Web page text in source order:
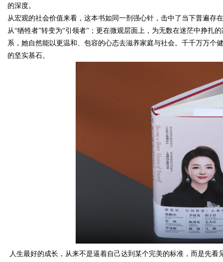
的深度。
从宏观的社会价值来看，这本书如同一剂强心针，击中了当下普遍存
从“牺牲者”转变为“引领者”；更在微观层面上，为无数在迷茫中挣扎
系，她自然能以更温和、包容的心态去滋养家庭与社会。千千万万个
的坚实基石。
人生最好的成长，从来不是逼着自己达到某个完美的标准，而是先